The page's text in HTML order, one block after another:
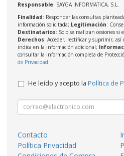
Responsable: SAYGA INFORMATICA, S.L.
Finalidad: Responder las consultas
información solicitada; Legitimación:
Destinatarios: Solo se realizan cesiones si
Derechos: Acceder, rectificar y suprimir, así
indica en la información adicional;
consultar la información completa de
de Privacidad
He leído y acepto la Política de
Contacto
Política Privacidad